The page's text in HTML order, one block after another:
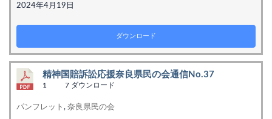
2024年4月19日
ダウンロード
精神国賠訴訟応援奈良県民の会通信No.37
1 7 ダウンロード
パンフレット,奈良県民の会